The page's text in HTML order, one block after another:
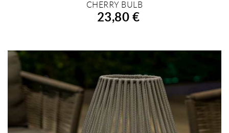
AÑADIR A LA COMPRA
CHERRY BULB
23,80 €